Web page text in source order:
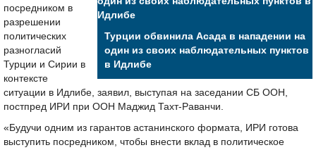
Турции обвинила Асада в нападении на
один из своих наблюдательных пунктов
в Идлибе
посредником в
разрешении
политических
разногласий
Турции и Сирии в
контексте
ситуации в Идлибе, заявил, выступая на заседании СБ ООН,
постпред ИРИ при ООН Маджид Тахт-Раванчи.
«Будучи одним из гарантов астанинского формата, ИРИ готова
выступить посредником, чтобы внести вклад в политическое